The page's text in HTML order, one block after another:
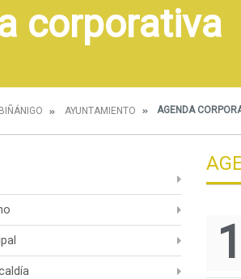
corporativa
AYUNTAMIENTO AGENDA